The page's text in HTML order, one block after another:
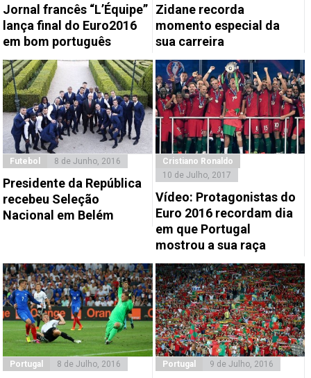
Jornal francês “L’Équipe”
lança final do Euro2016
em bom português
Zidane recorda
momento especial da
sua carreira
Futebol 8 de Junho, 2016
Presidente da República
recebeu Seleção
Nacional em Belém
Cristiano Ronaldo
10 de Julho, 2017
Vídeo: Protagonistas do
Euro 2016 recordam dia
em que Portugal
mostrou a sua raça
Portugal 8 de Julho, 2016 Portugal 9 de Julho, 2016